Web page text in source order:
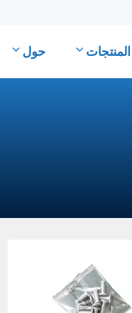
المنتجات حول